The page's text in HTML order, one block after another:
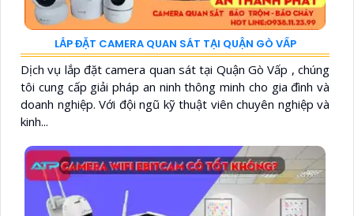
LẮP ĐẶT CAMERA QUAN SÁT TẠI QUẬN GÒ VẤP
Dịch vụ lắp đặt camera quan sát tại Quận Gò Vấp , chúng
tôi cung cấp giải pháp an ninh thông minh cho gia đình và
doanh nghiệp. Với đội ngũ kỹ thuật viên chuyên nghiệp và
kinh...